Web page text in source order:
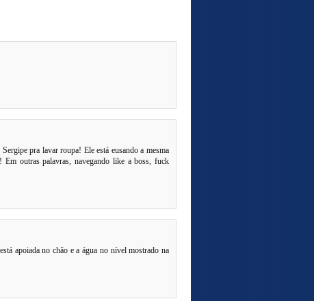
pra lavar roupa! Ele está eusando a mesma
outras palavras, navegando like a boss, fuck
apoiada no chão e a água no nível mostrado na